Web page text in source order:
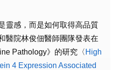
靈感，而是如何取得高品質
醫院林俊佃醫師團隊發表在
Pathology》的研究〈 High
4 Expression Associated